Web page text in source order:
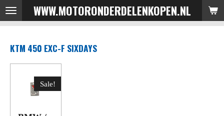
Ga
direct
de
WWW.MOTORONDERDELENKOPEN.NL
KTM 450 EXC-F SIXDAYS
Sale!